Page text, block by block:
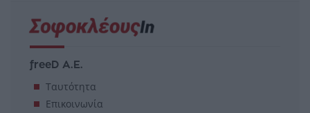
freeD Α.Ε.
Ταυτότητα
Επικοινωνία